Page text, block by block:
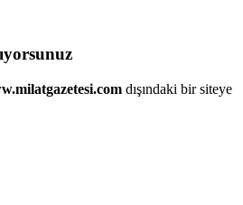
dışındaki bir siteye